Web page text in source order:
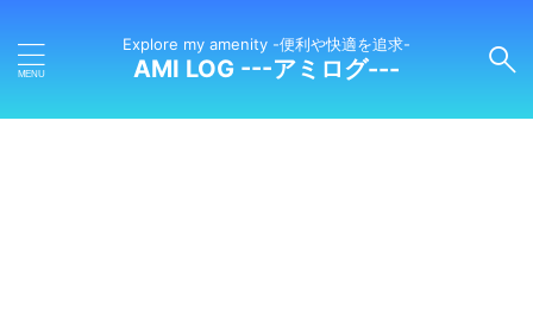
Explore my amenity -便利や快適を追求-
AMI LOG ---アミログ---